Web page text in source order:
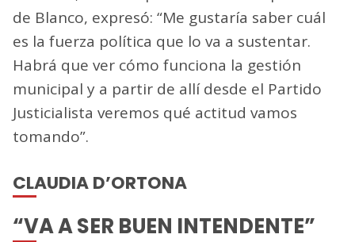
de Blanco, expresó: “Me gustaría saber cuál
es la fuerza política que lo va a sustentar.
Habrá que ver cómo funciona la gestión
municipal y a partir de allí desde el Partido
Justicialista veremos qué actitud vamos
tomando”.
CLAUDIA D’ORTONA
“VA A SER BUEN INTENDENTE”